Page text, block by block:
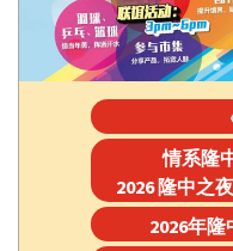
情系隆
2026 隆中之
2026年